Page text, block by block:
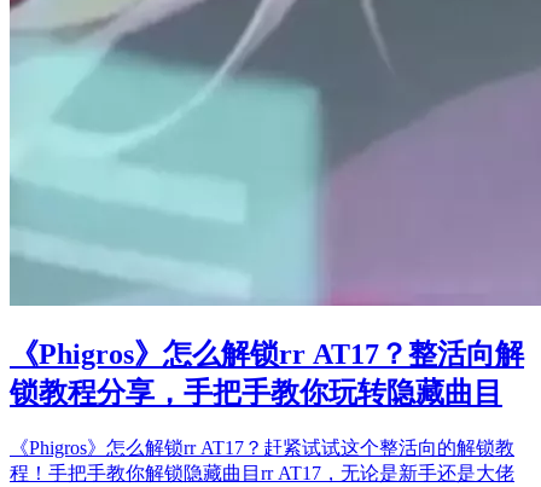
《Phigros》怎么解锁rr AT17？整活向解
锁教程分享，手把手教你玩转隐藏曲目
《Phigros》怎么解锁rr AT17？赶紧试试这个整活向的解锁教
程！手把手教你解锁隐藏曲目rr AT17，无论是新手还是大佬